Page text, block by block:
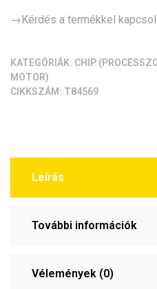
→Kérdés a termékkel
KATEGÓRIÁK: CHIP
MOTOR)
CIKKSZÁM: T84569
Leírás
További információk
Vélemények (0)